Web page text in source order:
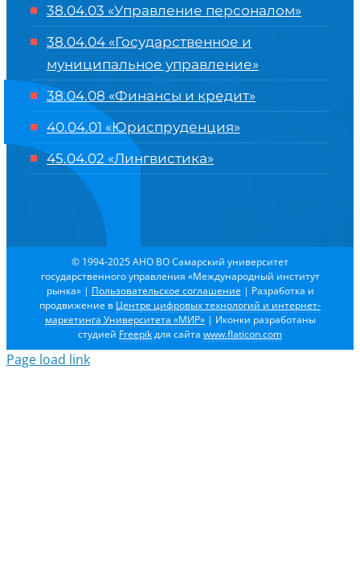
38.04.03 «Управление персоналом»
38.04.04 «Государственное и
муниципальное управление»
38.04.08 «Финансы и кредит»
40.04.01 «Юриспруденция»
45.04.02 «Лингвистика»
© 1994-2025 АНО ВО Самарский университет
государственного управления «Международный институт
рынка» | Пользовательское соглашение | Разработка и
продвижение в Центре цифровых технологий и интернет-
маркетинга Университета «МИР»| Иконки разработаны
студией Freepikдля сайта www.flaticon.com
Page load link